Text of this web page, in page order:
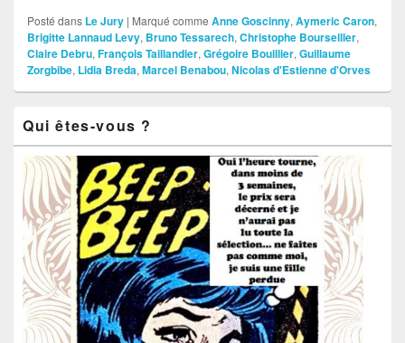
Posté dans Le Jury | Marqué comme Anne Goscinny, Aymeric Caron,
Brigitte Lannaud Levy, Bruno Tessarech, Christophe Bourseiller,
Claire Debru, François Taillandier, Grégoire Bouillier, Guillaume
Zorgbibe, Lidia Breda, Marcel Benabou, Nicolas d'Estienne d'Orves
principale
de
widget
pour
barre
latérale
Qui êtes-vous ?